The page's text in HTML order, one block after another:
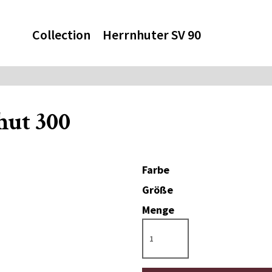
Collection Herrnhuter SV 90
300
Farbe
Größe
Menge